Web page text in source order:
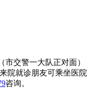
市交警一大队正对面）
院就诊朋友可乘坐医院
咨询。